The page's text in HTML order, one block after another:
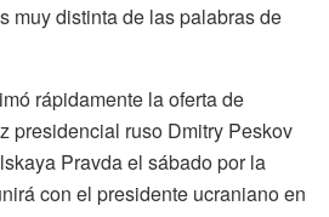
muy distinta de las palabras de
rápidamente la oferta de
presidencial ruso Dmitry Peskov
Pravda el sábado por la
con el presidente ucraniano en